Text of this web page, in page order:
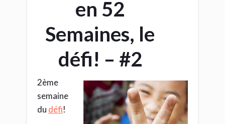
en 52
Semaines, le
défi! – #2
2ème
semaine
du défi!